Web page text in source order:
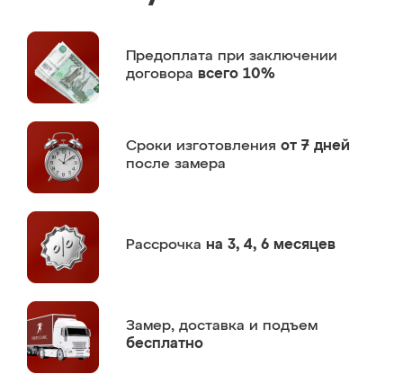
Предоплата при заключении
договора всего 10%
Сроки изготовления от 7 дней
после замера
Рассрочка на 3, 4, 6 месяцев
Замер, доставка и подъем
бесплатно